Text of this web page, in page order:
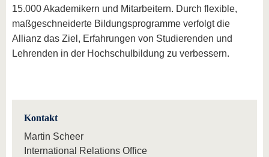
15.000 Akademikern und Mitarbeitern. Durch flexible,
maßgeschneiderte Bildungsprogramme verfolgt die
Allianz das Ziel, Erfahrungen von Studierenden und
Lehrenden in der Hochschulbildung zu verbessern.
Kontakt
Martin Scheer
International Relations Office